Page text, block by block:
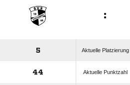
:
5 Aktuelle Platzierung
44 Aktuelle Punktzahl